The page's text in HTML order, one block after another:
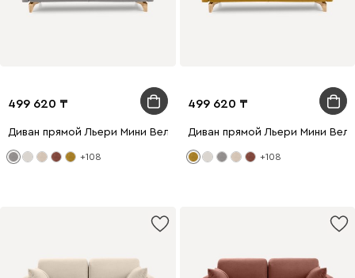
499 620
Диван прямой Льери Мини Велюр Светло-серый
+108
499 620
Диван прямой Льери Мини
+108